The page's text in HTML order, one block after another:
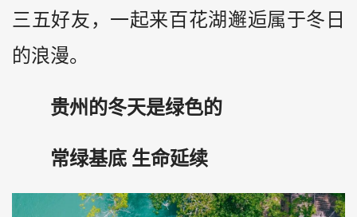
三五好友，一起来百花湖邂逅属于冬日
的浪漫。
贵州的冬天是绿色的
常绿基底 生命延续